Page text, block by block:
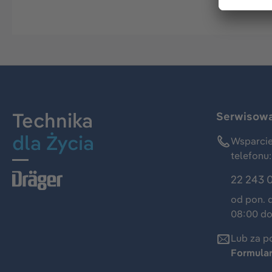
Technika
dla Życia
telefonu:
22 243
od pon.
08:00
Lub za